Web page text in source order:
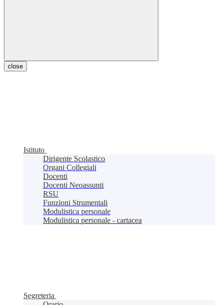
close
Istituto
Dirigente Scolastico
Organi Collegiali
Docenti
Docenti Neoassunti
RSU
Funzioni Strumentali
Modulistica personale
Modulistica personale - cartacea
Segreteria